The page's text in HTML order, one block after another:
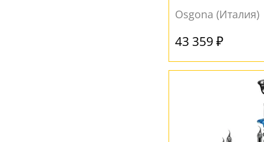
Osgona (Италия)
43 359 ₽